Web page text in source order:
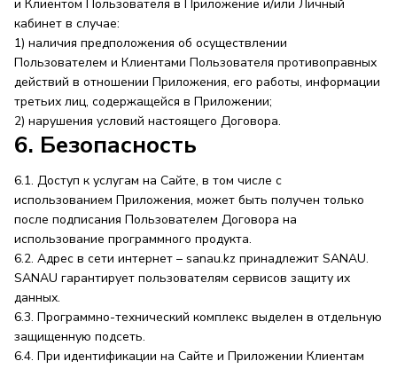
и Клиентом Пользователя в Приложение и/или Личный
кабинет в случае:
1) наличия предположения об осуществлении
Пользователем и Клиентами Пользователя противоправных
действий в отношении Приложения, его работы, информации
третьих лиц, содержащейся в Приложении;
2) нарушения условий настоящего Договора.
6. Безопасность
6.1. Доступ к услугам на Сайте, в том числе с
использованием Приложения, может быть получен только
после подписания Пользователем Договора на
использование программного продукта.
6.2. Адрес в сети интернет – sanau.kz принадлежит SANAU.
SANAU гарантирует пользователям сервисов защиту их
данных.
6.3. Программно-технический комплекс выделен в отдельную
защищенную подсеть.
6.4. При идентификации на Сайте и Приложении Клиентам